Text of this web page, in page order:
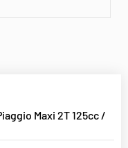
Maxi 2T 125cc /